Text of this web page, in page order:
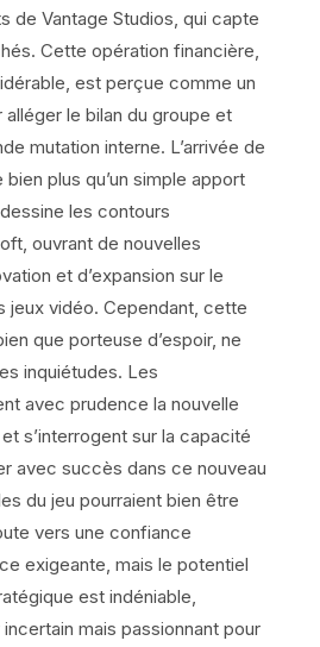
de Vantage Studios, qui capte
Cette opération financière,
est perçue comme un
le bilan du groupe et
mutation interne. L’arrivée de
plus qu’un simple apport
les contours
ouvrant de nouvelles
et d’expansion sur le
jeux vidéo. Cependant, cette
que porteuse d’espoir, ne
inquiétudes. Les
avec prudence la nouvelle
s’interrogent sur la capacité
avec succès dans ce nouveau
du jeu pourraient bien être
vers une confiance
exigeante, mais le potentiel
est indéniable,
mais passionnant pour